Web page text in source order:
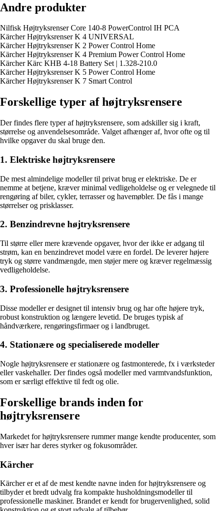
Andre produkter
Nilfisk Højtryksrenser Core 140-8 PowerControl IH PCA
Kärcher Højtryksrenser K 4 UNIVERSAL
Kärcher Højtryksrenser K 2 Power Control Home
Kärcher Højtryksrenser K 4 Premium Power Control Home
Kärcher Kärc KHB 4-18 Battery Set | 1.328-210.0
Kärcher Højtryksrenser K 5 Power Control Home
Kärcher Højtryksrenser K 7 Smart Control
Forskellige typer af højtryksrensere
Der findes flere typer af højtryksrensere, som adskiller sig i kraft,
størrelse og anvendelsesområde. Valget afhænger af, hvor ofte og til
hvilke opgaver du skal bruge den.
1. Elektriske højtryksrensere
De mest almindelige modeller til privat brug er elektriske. De er
nemme at betjene, kræver minimal vedligeholdelse og er velegnede til
rengøring af biler, cykler, terrasser og havemøbler. De fås i mange
størrelser og prisklasser.
2. Benzindrevne højtryksrensere
Til større eller mere krævende opgaver, hvor der ikke er adgang til
strøm, kan en benzindrevet model være en fordel. De leverer højere
tryk og større vandmængde, men støjer mere og kræver regelmæssig
vedligeholdelse.
3. Professionelle højtryksrensere
Disse modeller er designet til intensiv brug og har ofte højere tryk,
robust konstruktion og længere levetid. De bruges typisk af
håndværkere, rengøringsfirmaer og i landbruget.
4. Stationære og specialiserede modeller
Nogle højtryksrensere er stationære og fastmonterede, fx i værksteder
eller vaskehaller. Der findes også modeller med varmtvandsfunktion,
som er særligt effektive til fedt og olie.
Forskellige brands inden for
højtryksrensere
Markedet for højtryksrensere rummer mange kendte producenter, som
hver især har deres styrker og fokusområder.
Kärcher
Kärcher er et af de mest kendte navne inden for højtryksrensere og
tilbyder et bredt udvalg fra kompakte husholdningsmodeller til
professionelle maskiner. Brandet er kendt for brugervenlighed, solid